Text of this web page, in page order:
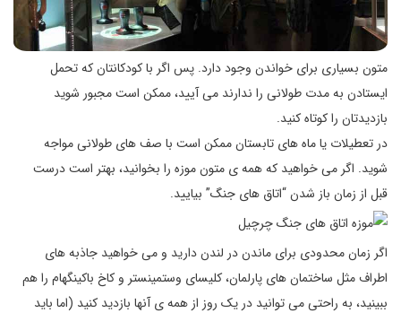
متون بسیاری برای خواندن وجود دارد. پس اگر با کودکانتان که تحمل
ایستادن به مدت طولانی را ندارند می آیید، ممکن است مجبور شوید
بازدیدتان را کوتاه کنید.
در تعطیلات یا ماه های تابستان ممکن است با صف های طولانی مواجه
شوید. اگر می خواهید که همه ی متون موزه را بخوانید، بهتر است درست
قبل از زمان باز شدن “اتاق های جنگ” بیایید.
اگر زمان محدودی برای ماندن در لندن دارید و می خواهید جاذبه های
اطراف مثل ساختمان های پارلمان، کلیسای وستمینستر و کاخ باکینگهام را هم
ببینید، به راحتی می توانید در یک روز از همه ی آنها بازدید کنید (اما باید